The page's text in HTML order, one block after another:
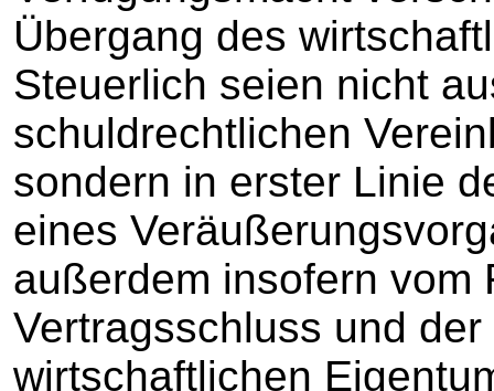
Übergang des
Steuerlich seien nicht
schuldrechtlichen
sondern in erster Linie
eines
außerdem insofern vom
Vertragsschluss und
wirtschaftlichen